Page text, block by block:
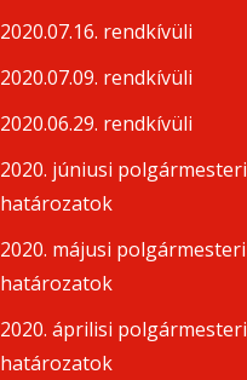
2020.07.16. rendkívüli
2020.07.09. rendkívüli
2020.06.29. rendkívüli
2020. júniusi polgármesteri
határozatok
2020. májusi polgármesteri
határozatok
2020. áprilisi polgármesteri
határozatok